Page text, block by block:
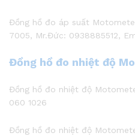
Đồng hồ đo áp suất
7005, Mr.Đức: 0938885512,
Đồng hồ đo nhiệt độ
Đồng hồ đo nhiệt độ
060 1026
Đồng hồ đo nhiệt độ